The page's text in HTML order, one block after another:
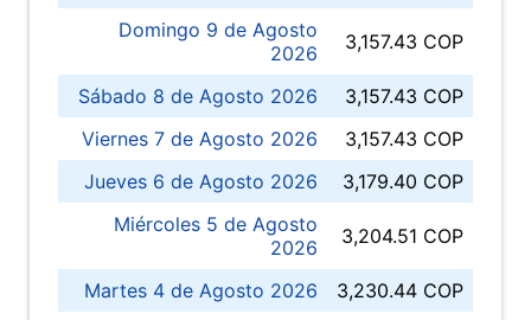
Domingo 9 de Agosto
2026
3,157.43 COP
Sábado 8 de Agosto 2026
3,157.43 COP
Viernes 7 de Agosto 2026
3,157.43 COP
Jueves 6 de Agosto 2026
3,179.40 COP
Miércoles 5 de Agosto
2026
3,204.51 COP
Martes 4 de Agosto 2026
3,230.44 COP